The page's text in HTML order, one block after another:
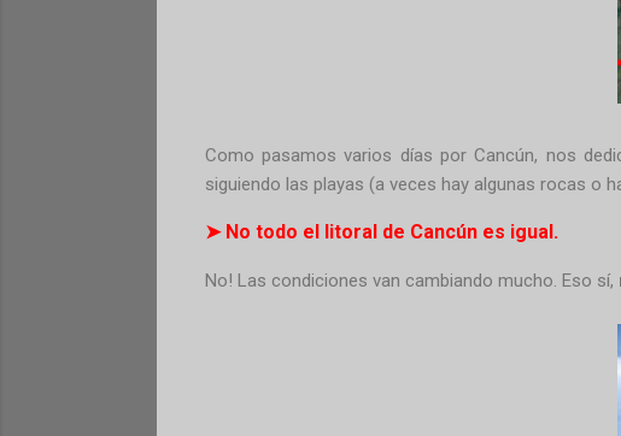
Como pasamos varios días por Cancún, nos
siguiendo las playas (a veces hay algunas rocas o
➤ No todo el litoral de Cancún es igual.
No! Las condiciones van cambiando mucho. Eso sí,